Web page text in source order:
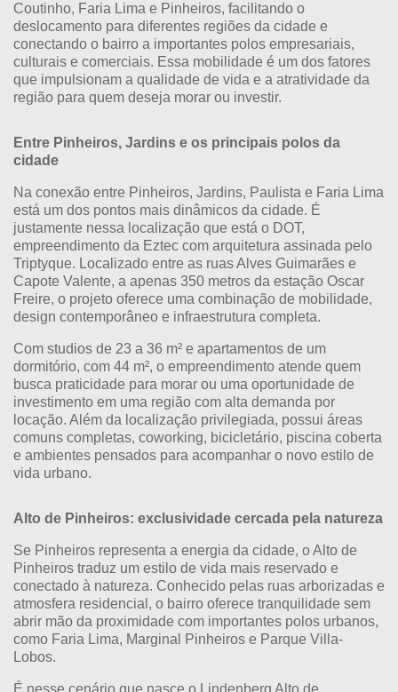
Coutinho, Faria Lima e Pinheiros, facilitando o
deslocamento para diferentes regiões da cidade e
conectando o bairro a importantes polos empresariais,
culturais e comerciais. Essa mobilidade é um dos fatores
que impulsionam a qualidade de vida e a atratividade da
região para quem deseja morar ou investir.
Entre Pinheiros, Jardins e os principais polos da
cidade
Na conexão entre Pinheiros, Jardins, Paulista e Faria Lima
está um dos pontos mais dinâmicos da cidade. É
justamente nessa localização que está o DOT,
empreendimento da Eztec com arquitetura assinada pelo
Triptyque. Localizado entre as ruas Alves Guimarães e
Capote Valente, a apenas 350 metros da estação Oscar
Freire, o projeto oferece uma combinação de mobilidade,
design contemporâneo e infraestrutura completa.
Com studios de 23 a 36 m² e apartamentos de um
dormitório, com 44 m², o empreendimento atende quem
busca praticidade para morar ou uma oportunidade de
investimento em uma região com alta demanda por
locação. Além da localização privilegiada, possui áreas
comuns completas, coworking, bicicletário, piscina coberta
e ambientes pensados para acompanhar o novo estilo de
vida urbano.
Alto de Pinheiros: exclusividade cercada pela natureza
Se Pinheiros representa a energia da cidade, o Alto de
Pinheiros traduz um estilo de vida mais reservado e
conectado à natureza. Conhecido pelas ruas arborizadas e
atmosfera residencial, o bairro oferece tranquilidade sem
abrir mão da proximidade com importantes polos urbanos,
como Faria Lima, Marginal Pinheiros e Parque Villa-
Lobos.